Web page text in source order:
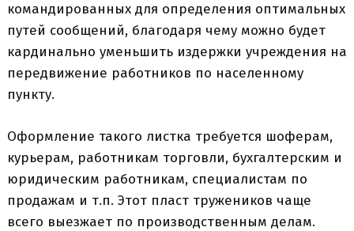
командированных для определения оптимальных
путей сообщений, благодаря чему можно будет
кардинально уменьшить издержки учреждения на
передвижение работников по населенному
пункту.
Оформление такого листка требуется шоферам,
курьерам, работникам торговли, бухгалтерским и
юридическим работникам, специалистам по
продажам и т.п. Этот пласт тружеников чаще
всего выезжает по производственным делам.